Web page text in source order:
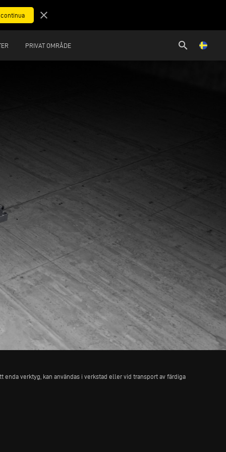
close
PRIVAT OMRÅDE search
verktyg, kan användas i verkstad eller vid transport av färdiga